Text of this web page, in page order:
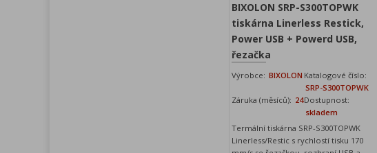
BIXOLON SRP-S300TOPWK
tiskárna Linerless Restick,
Power USB + Powerd USB,
řezačka
Výrobce: BIXOLON Katalogové číslo:
SRP-S300TOPWK
Záruka (měsíců): 24Dostupnost:
skladem
Termální tiskárna SRP-S300TOPWK
Linerless/Restic s rychlostí tisku 170